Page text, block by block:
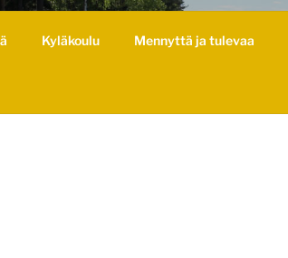
Kyläkoulu Mennyttä ja tulevaa